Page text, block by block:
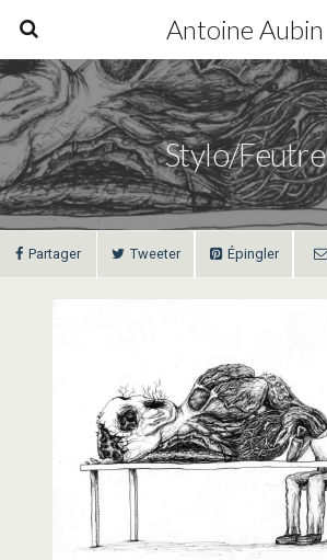
Antoine Aubin
Stylo/Feutre
Partager Tweeter Épingler